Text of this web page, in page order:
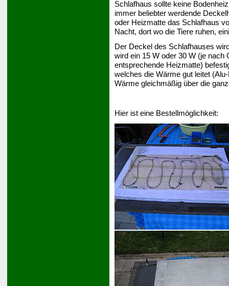
Schlafhaus sollte keine
immer beliebter werdende
oder Heizmatte das Schlafhaus
Nacht, dort wo die Tiere ruhen,
Der Deckel des Schlafhauses
wird ein 15 W oder 30 W (je
entsprechende Heizmatte)
welches die Wärme gut leitet
Wärme gleichmäßig über die
Hier ist eine Bestellmöglichkeit: